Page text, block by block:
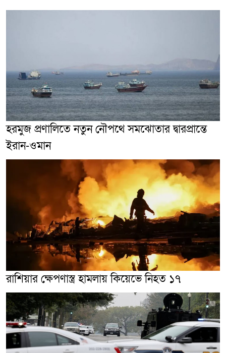
হরমুজ প্রণালিতে নতুন নৌপথে সমঝোতার দ্বারপ্রান্তে
ইরান-ওমান
রাশিয়ার ক্ষেপণাস্ত্র হামলায় কিয়েভে নিহত ১৭